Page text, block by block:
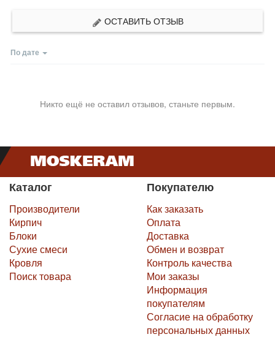
ОСТАВИТЬ ОТЗЫВ
По дате
Никто ещё не оставил отзывов, станьте первым.
Каталог
Производители
Кирпич
Блоки
Сухие смеси
Кровля
Поиск товара
Покупателю
Как заказать
Оплата
Доставка
Обмен и возврат
Контроль качества
Мои заказы
Информация
покупателям
Согласие на обработку
персональных данных